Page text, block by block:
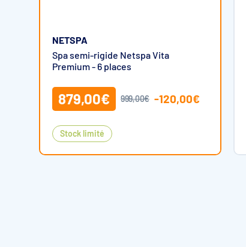
NETSPA
Spa semi-rigide Netspa Vita
Premium - 6 places
879,00€ 999,00€ -120,00€
Stock limité